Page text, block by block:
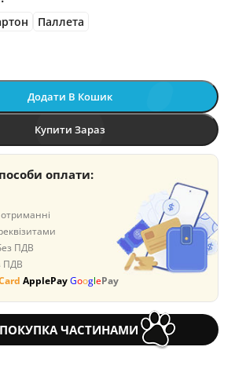
Паллета
Додати В Кошик
Купити Зараз
оплати:
отриманні
ПДВ
ПДВ
ApplePayGooglePay
ПОКУПКА ЧАСТИНАМИ